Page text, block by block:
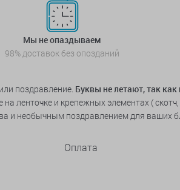
Мы не опаздываем
98% доставок без опозданий
поздравление. Буквы не летают, так
ленточке и крепежных элементах (
и необычным поздравлением для ваших
Оплата